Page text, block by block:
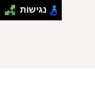
נגישות